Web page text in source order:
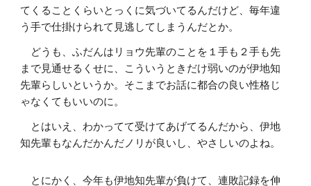
てくることくらいとっくに気づいてるんだけど、毎年違
う手で仕掛けられて見逃してしまうんだとか。
どうも、ふだんはリョウ先輩のことを１手も２手も先
まで見通せるくせに、こういうときだけ弱いのが伊地知
先輩らしいというか。そこまでお話に都合の良い性格じ
ゃなくてもいいのに。
とはいえ、わかってて受けてあげてるんだから、伊地
知先輩もなんだかんだノリが良いし、やさしいのよね。
とにかく、今年も伊地知先輩が負けて、連敗記録を伸